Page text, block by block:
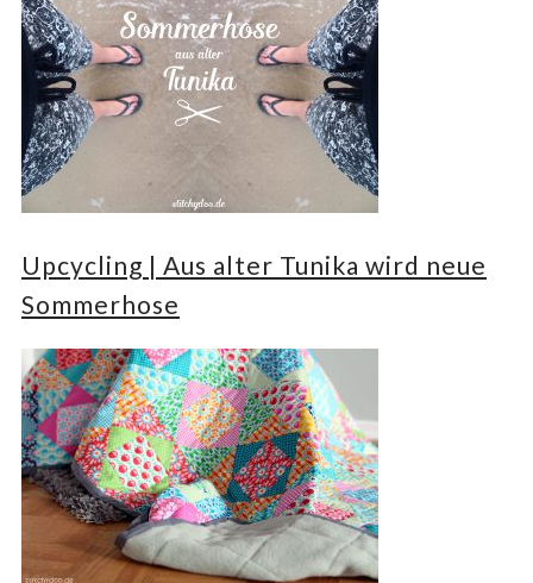
Upcycling | Aus alter Tunika wird neue
Sommerhose